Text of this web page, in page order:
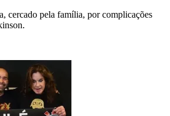
cercado pela família, por complicações